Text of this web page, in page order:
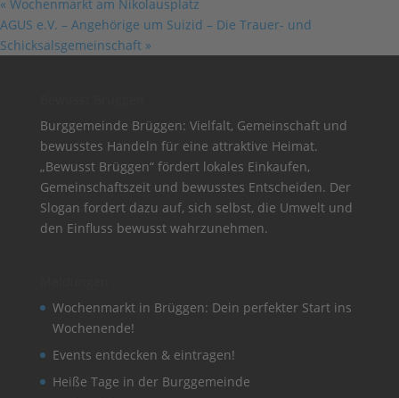
« Wochenmarkt am Nikolausplatz
AGUS e.V. – Angehörige um Suizid – Die Trauer- und
Schicksalsgemeinschaft »
Burggemeinde Brüggen: Vielfalt, Gemeinschaft und
bewusstes Handeln für eine attraktive Heimat.
„Bewusst Brüggen“ fördert lokales Einkaufen,
Gemeinschaftszeit und bewusstes Entscheiden. Der
Slogan fordert dazu auf, sich selbst, die Umwelt und
den Einfluss bewusst wahrzunehmen.
Wochenmarkt in Brüggen: Dein perfekter Start ins
Wochenende!
Events entdecken & eintragen!
Heiße Tage in der Burggemeinde